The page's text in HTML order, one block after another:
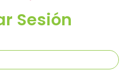
Sesión